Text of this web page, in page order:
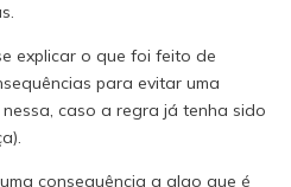
explicar o que foi feito de
para evitar uma
caso a regra já tenha sido
consequência a algo que é